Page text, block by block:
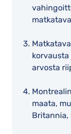
korvausta
arvosta
maata,
Britannia,